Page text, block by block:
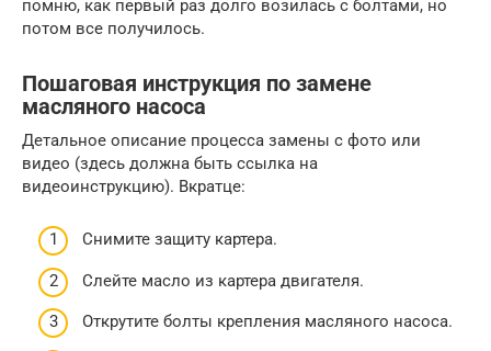
помню, как первый раз долго возилась с болтами, но
потом все получилось.
Пошаговая инструкция по замене
масляного насоса
Детальное описание процесса замены с фото или
видео (здесь должна быть ссылка на
видеоинструкцию). Вкратце:
Снимите защиту картера.
Слейте масло из картера двигателя.
Открутите болты крепления масляного насоса.